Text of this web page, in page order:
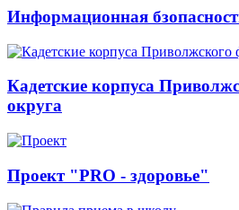
Информационная
Кадетские корпуса
округа
Проект "PRO - здоровье"